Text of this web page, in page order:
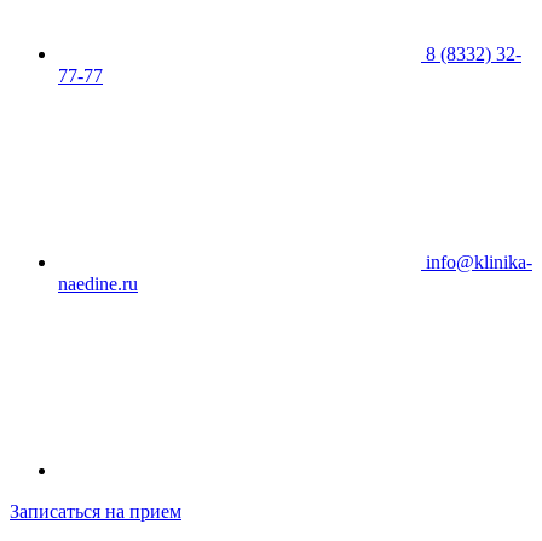
8 (8332) 32-
77-77
info@klinika-
naedine.ru
Записаться на прием